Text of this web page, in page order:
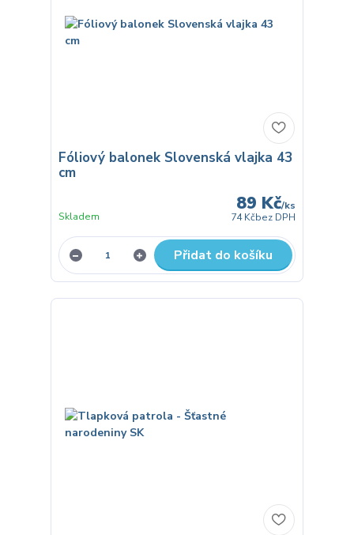
Fóliový balonek Slovenská vlajka 43
cm
89 Kč/ks
74 Kčbez DPH
Skladem
Přidat do košíku